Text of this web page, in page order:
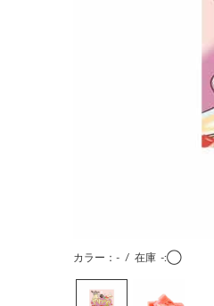
カラー：- / 在庫 -:◯